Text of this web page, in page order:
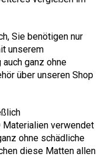
Sie benötigen nur
unserem
ganz ohne
über unseren Shop
Materialien verwendet
ohne schädliche
diese Matten allen